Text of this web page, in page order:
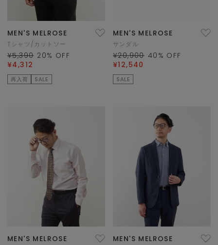
MEN'S MELROSE
Tシャツ/カットソー
¥5,390 20% OFF
¥4,312
再入荷 SALE
MEN'S MELROSE
サンダル
¥20,900 40 % OFF
¥12,540
SALE
MEN'S MELROSE MEN'S MELROSE